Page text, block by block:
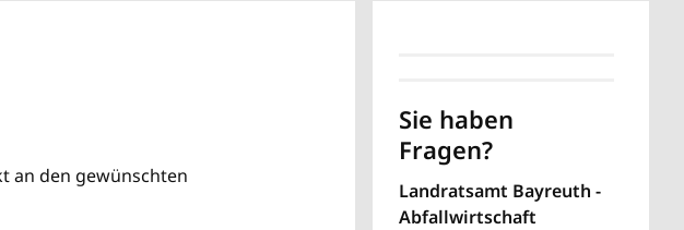
an den gewünschten
Sie haben
Fragen?
Landratsamt Bayreuth -
Abfallwirtschaft